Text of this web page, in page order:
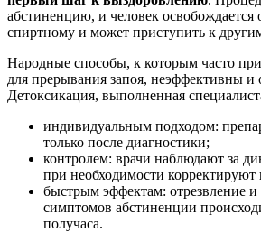
абстиненцию, и человек освобождается
спиртному и может приступить к
Народные способы, к которым часто
для прерывания запоя, неэффективны и
Детоксикация, выполненная
индивидуальным подходом:
только после диагностики;
контролем: врачи наблюдают за
при необходимости корректируют
быстрым эффектам: отрезвление
симптомов абстиненции
получаса.